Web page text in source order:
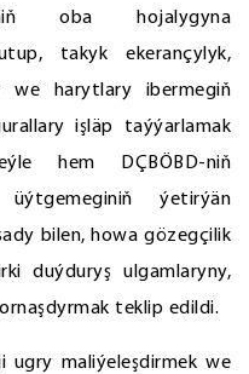
oba hojalygyna
takyk ekerançylyk,
we harytlary ibermegiň
işläp taýýarlamak
hem DÇBÖBD-niň
üýtgemeginiň ýetirýän
bilen, howa gözegçilik
duýduryş ulgamlaryny,
teklip edildi.
ugry maliýeleşdirmek we